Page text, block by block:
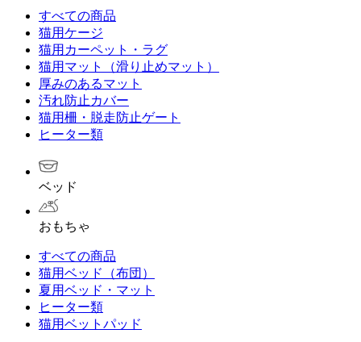
すべての商品
猫用ケージ
猫用カーペット・ラグ
猫用マット（滑り止めマット）
厚みのあるマット
汚れ防止カバー
猫用柵・脱走防止ゲート
ヒーター類
ベッド
おもちゃ
すべての商品
猫用ベッド（布団）
夏用ベッド・マット
ヒーター類
猫用ベットパッド